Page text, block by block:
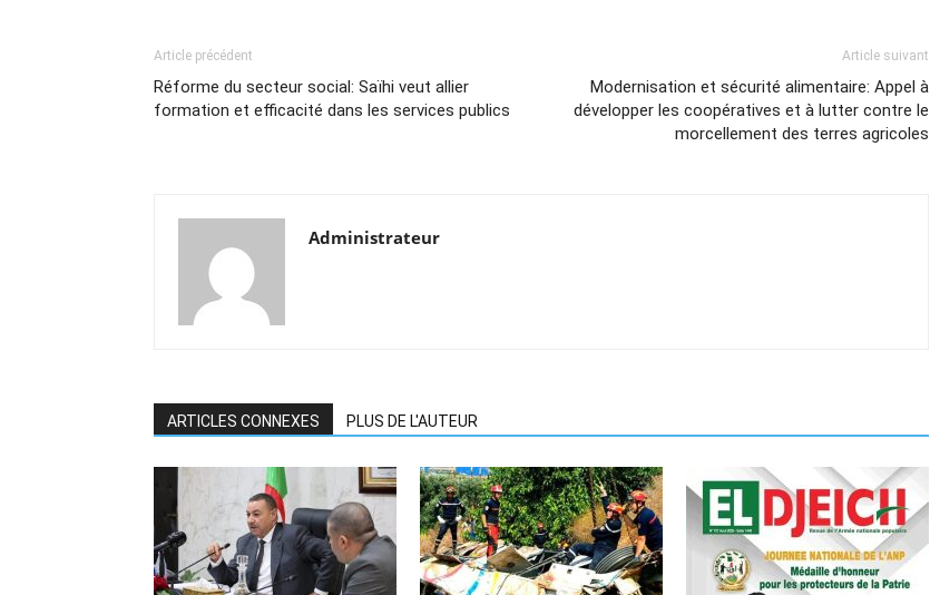
Article précédent
Réforme du secteur social: Saïhi veut allier
formation et efficacité dans les services publics
Article suivant
Modernisation et sécurité alimentaire: Appel à
développer les coopératives et à lutter contre le
morcellement des terres agricoles
Administrateur
ARTICLES CONNEXES PLUS DE L'AUTEUR